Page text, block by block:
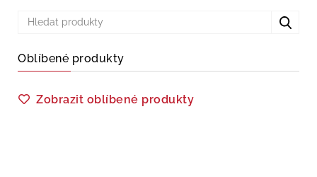
Oblíbené produkty
Zobrazit oblíbené produkty